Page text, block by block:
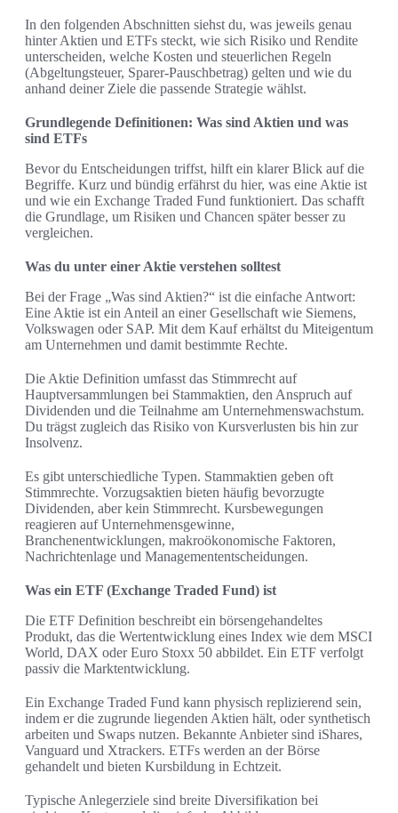
In den folgenden Abschnitten siehst du, was jeweils genau
hinter Aktien und ETFs steckt, wie sich Risiko und Rendite
unterscheiden, welche Kosten und steuerlichen Regeln
(Abgeltungsteuer, Sparer‑Pauschbetrag) gelten und wie du
anhand deiner Ziele die passende Strategie wählst.
Grundlegende Definitionen: Was sind Aktien und was
sind ETFs
Bevor du Entscheidungen triffst, hilft ein klarer Blick auf die
Begriffe. Kurz und bündig erfährst du hier, was eine Aktie ist
und wie ein Exchange Traded Fund funktioniert. Das schafft
die Grundlage, um Risiken und Chancen später besser zu
vergleichen.
Was du unter einer Aktie verstehen solltest
Bei der Frage „Was sind Aktien?“ ist die einfache Antwort:
Eine Aktie ist ein Anteil an einer Gesellschaft wie Siemens,
Volkswagen oder SAP. Mit dem Kauf erhältst du Miteigentum
am Unternehmen und damit bestimmte Rechte.
Die Aktie Definition umfasst das Stimmrecht auf
Hauptversammlungen bei Stammaktien, den Anspruch auf
Dividenden und die Teilnahme am Unternehmenswachstum.
Du trägst zugleich das Risiko von Kursverlusten bis hin zur
Insolvenz.
Es gibt unterschiedliche Typen. Stammaktien geben oft
Stimmrechte. Vorzugsaktien bieten häufig bevorzugte
Dividenden, aber kein Stimmrecht. Kursbewegungen
reagieren auf Unternehmensgewinne,
Branchenentwicklungen, makroökonomische Faktoren,
Nachrichtenlage und Managemententscheidungen.
Was ein ETF (Exchange Traded Fund) ist
Die ETF Definition beschreibt ein börsengehandeltes
Produkt, das die Wertentwicklung eines Index wie dem MSCI
World, DAX oder Euro Stoxx 50 abbildet. Ein ETF verfolgt
passiv die Marktentwicklung.
Ein Exchange Traded Fund kann physisch replizierend sein,
indem er die zugrunde liegenden Aktien hält, oder synthetisch
arbeiten und Swaps nutzen. Bekannte Anbieter sind iShares,
Vanguard und Xtrackers. ETFs werden an der Börse
gehandelt und bieten Kursbildung in Echtzeit.
Typische Anlegerziele sind breite Diversifikation bei